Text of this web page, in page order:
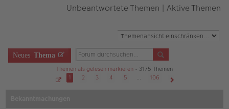
Unbeantwortete Themen | Aktive Themen
Neues Thema
Themen als gelesen markieren • 3175 Themen
1 2 3 4 5 …
106